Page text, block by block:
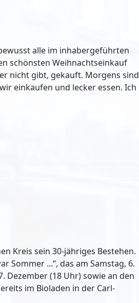
alle im inhabergeführten
schönsten Weihnachtseinkauf
nicht gibt, gekauft. Morgens sind
einkaufen und lecker essen. Ich
Kreis sein 30-jähriges Bestehen.
Sommer ...“, das am Samstag, 6.
Dezember (18 Uhr) sowie an den
im Bioladen in der Carl-